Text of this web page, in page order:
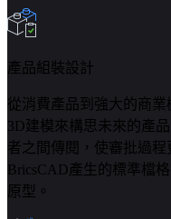
產品組裝設計
從消費產品到強大的商
3D建模來構思未來的產
者之間傳閱，使審批過程
BricsCAD產生的標準檔
原型。